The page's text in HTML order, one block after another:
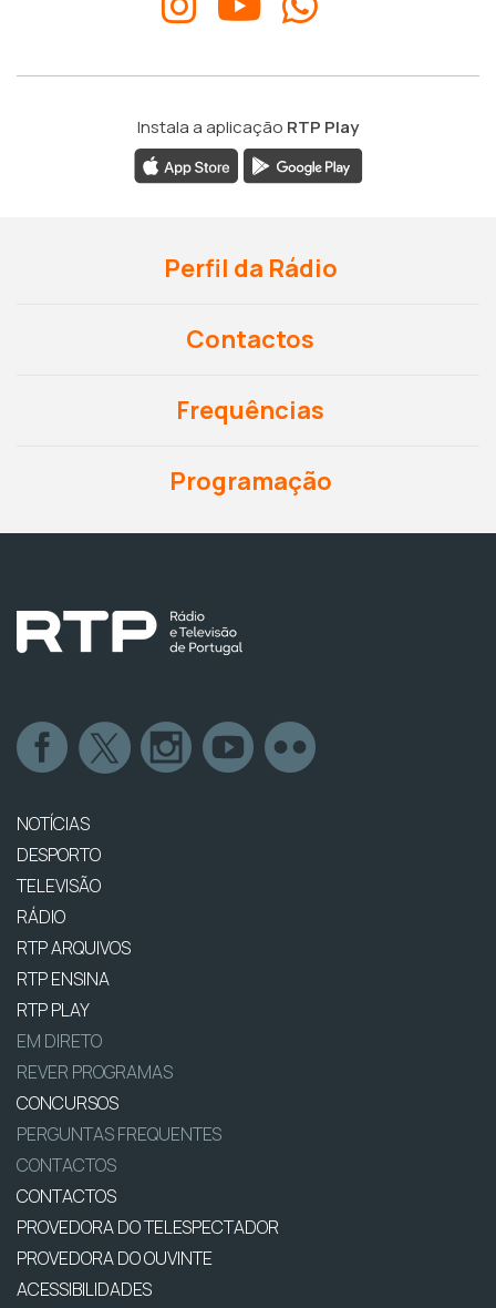
Instala a aplicação RTP Play
Perfil da Rádio
Contactos
Frequências
Programação
NOTÍCIAS
DESPORTO
TELEVISÃO
RÁDIO
RTP ARQUIVOS
RTP ENSINA
RTP PLAY
EM DIRETO
REVER PROGRAMAS
CONCURSOS
PERGUNTAS FREQUENTES
CONTACTOS
CONTACTOS
PROVEDORA DO TELESPECTADOR
PROVEDORA DO OUVINTE
ACESSIBILIDADES